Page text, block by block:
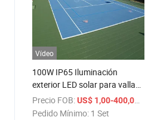
Vídeo
100W IP65 Iluminación
exterior LED solar para vallas
publicitarias, energía, sensor
de movimiento, luz de
Precio FOB: US$ 1,00-400,00
Pedido Mínimo: 1 Set